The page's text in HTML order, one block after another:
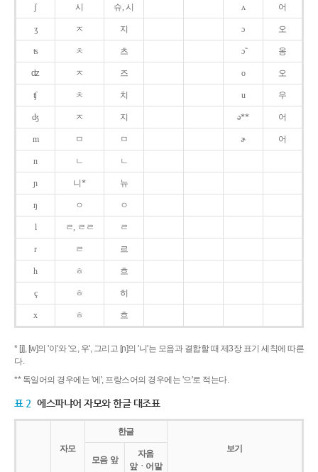
ʃ 시 슈, 시 ʌ 어
ʒ ㅈ 지 ɔ 오
ʦ ㅊ 츠 ɔ̃ 옹
ʣ ㅈ 즈 o 오
ʧ ㅊ 치 u 우
ʤ ㅈ 지 ə** 어
m ㅁ ㅁ ɚ 어
n ㄴ ㄴ
ɲ 니* 뉴
ŋ ㅇ ㅇ
l ㄹ, ㄹㄹ ㄹ
r ㄹ 르
h ㅎ 흐
ç ㅎ 히
x ㅎ 흐
* [j], [w]의 '이'와 '오, 우', 그리고 [ɲ]의 '니'는 모음과 결합할 때 제3장 표기 세칙에 따른
다.
** 독일어의 경우에는 '에', 프랑스어의 경우에는 '으'로 적는다.
표 2 에스파냐어 자모와 한글 대조표
자모
한글
보기
모음 앞
자음
앞ㆍ어말